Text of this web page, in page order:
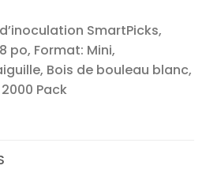
SmartPicks,
po, Format: Mini,
Bois de bouleau blanc,
Pack